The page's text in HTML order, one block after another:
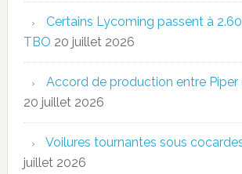
Certains Lycoming passent à
TBO 20 juillet 2026
Accord de production entre Piper
20 juillet 2026
Voilures tournantes sous
juillet 2026